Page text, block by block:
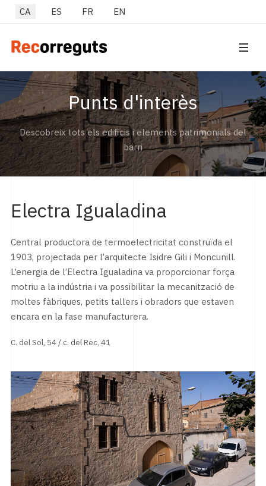
Seleccioni el seu idioma
CA ES FR EN
Punts d'interès
Descobreix tots els edificis i elements patrimonials del
barri
Electra Igualadina
Central productora de termoelectricitat construïda el
1903, projectada per l’arquitecte Isidre Gili i Moncunill.
L’energia de l’Electra Igualadina va proporcionar força
motriu a la indústria i va possibilitar la mecanització de
moltes fàbriques, petits tallers i obradors que estaven
encara en la fase manufacturera.
C. del Sol, 54 / c. del Rec, 41